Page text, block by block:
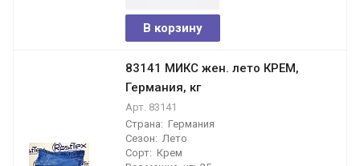
В корзину
83141 МИКС жен. лето КРЕМ,
Германия, кг
Арт. 83141
Страна: Германия
Сезон: Лето
Сорт: Крем